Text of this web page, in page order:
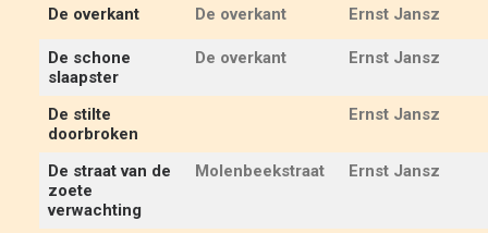
De overkant De overkant Ernst Jansz
De schone
slaapster
De overkant Ernst Jansz
De stilte
doorbroken
Ernst Jansz
De straat van de
zoete
verwachting
Molenbeekstraat Ernst Jansz